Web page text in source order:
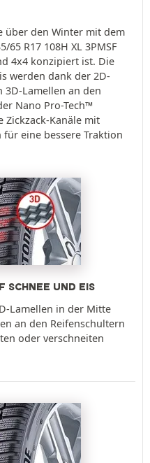
über den Winter mit dem
65 R17 108H XL 3PMSF
4x4 konzipiert ist. Die
werden dank der 2D-
Lamellen an den
Nano Pro-Tech™
Zickzack-Kanäle mit
eine bessere Traktion
SCHNEE UND EIS
Lamellen in der Mitte
an den Reifenschultern
oder verschneiten